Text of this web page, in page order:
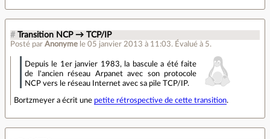
# Transition NCP → TCP/IP
Posté par Anonyme le 05 janvier 2013 à 11:03. Évalué à 5.
Depuis le 1er janvier 1983, la bascule a été faite
de l'ancien réseau Arpanet avec son protocole
NCP vers le réseau Internet avec sa pile TCP/IP.
Bortzmeyer a écrit une petite rétrospective de cette transition.